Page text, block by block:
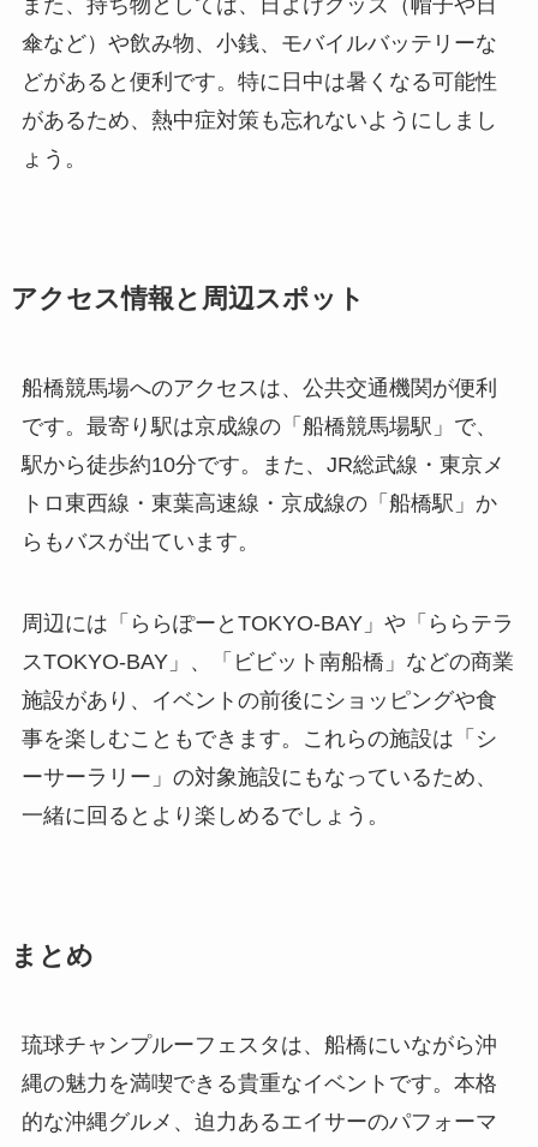
また、持ち物としては、日よけグッズ（帽子や日
傘など）や飲み物、小銭、モバイルバッテリーな
どがあると便利です。特に日中は暑くなる可能性
があるため、熱中症対策も忘れないようにしまし
ょう。
アクセス情報と周辺スポット
船橋競馬場へのアクセスは、公共交通機関が便利
です。最寄り駅は京成線の「船橋競馬場駅」で、
駅から徒歩約10分です。また、JR総武線・東京メ
トロ東西線・東葉高速線・京成線の「船橋駅」か
らもバスが出ています。
周辺には「ららぽーとTOKYO-BAY」や「ららテラ
スTOKYO-BAY」、「ビビット南船橋」などの商業
施設があり、イベントの前後にショッピングや食
事を楽しむこともできます。これらの施設は「シ
ーサーラリー」の対象施設にもなっているため、
一緒に回るとより楽しめるでしょう。
まとめ
琉球チャンプルーフェスタは、船橋にいながら沖
縄の魅力を満喫できる貴重なイベントです。本格
的な沖縄グルメ、迫力あるエイサーのパフォーマ